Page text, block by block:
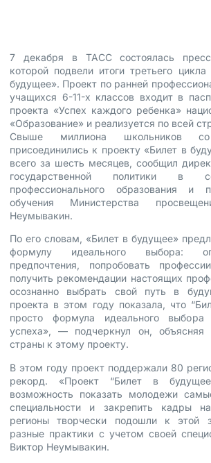
7 декабря в ТАСС состоялась
которой подвели итоги третьего
будущее». Проект по ранней
учащихся 6-11-х классов входит в
проекта «Успех каждого ребенка»
«Образование» и реализуется по всей
Свыше миллиона школьников
присоединились к проекту «Билет в
всего за шесть месяцев, сообщил
государственной политики в
профессионального образования и
обучения Министерства
Неумывакин.
По его словам, «Билет в будущее»
формулу идеального выбора:
предпочтения, попробовать
получить рекомендации настоящих
осознанно выбрать свой путь в
проекта в этом году показала, что
просто формула идеального
успеха», — подчеркнул он, объясняя
страны к этому проекту.
В этом году проект поддержали 80
рекорд. «Проект “Билет в
возможность показать молодежи
специальности и закрепить кадры
регионы творчески подошли к этой
разные практики с учетом своей
Виктор Неумывакин.